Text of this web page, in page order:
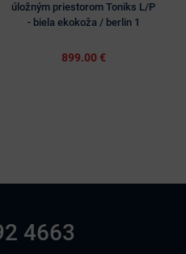
úložným priestorom Toniks L/P
- biela ekokoža / berlin 1
899.00 €
4663